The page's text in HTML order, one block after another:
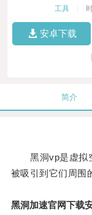
工具
安卓下载
简介
黑洞vp是虚拟空
被吸引到它们周围
黑洞加速官网下载